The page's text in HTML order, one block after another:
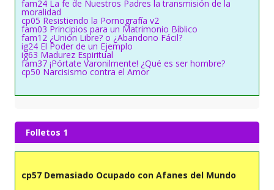
fam24 La fe de Nuestros Padres la transmisión de la
moralidad
cp05 Resistiendo la Pornografía v2
fam03 Principios para un Matrimonio Bíblico
fam12 ¿Unión Libre? o ¿Abandono Fácil?
ig24 El Poder de un Ejemplo
ig63 Madurez Espiritual
fam37 ¡Pórtate Varonilmente! ¿Qué es ser hombre?
cp50 Narcisismo contra el Amor
Folletos 1
cp57 Demasiado Ocupado con Afanes del Mundo